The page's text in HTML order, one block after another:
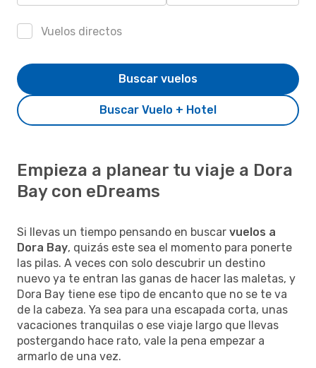
Vuelos directos
Buscar Vuelo + Hotel
Buscar vuelos
Empieza a planear tu viaje a Dora
Bay con eDreams
Si llevas un tiempo pensando en buscar vuelos a
Dora Bay, quizás este sea el momento para ponerte
las pilas. A veces con solo descubrir un destino
nuevo ya te entran las ganas de hacer las maletas, y
Dora Bay tiene ese tipo de encanto que no se te va
de la cabeza. Ya sea para una escapada corta, unas
vacaciones tranquilas o ese viaje largo que llevas
postergando hace rato, vale la pena empezar a
armarlo de una vez.